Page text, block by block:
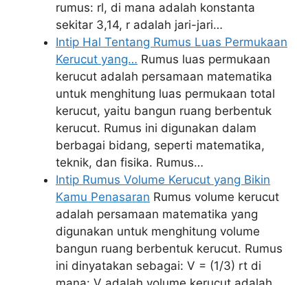
rumus: rl, di mana adalah konstanta
sekitar 3,14, r adalah jari-jari…
Intip Hal Tentang Rumus Luas Permukaan
Kerucut yang… Rumus luas permukaan
kerucut adalah persamaan matematika
untuk menghitung luas permukaan total
kerucut, yaitu bangun ruang berbentuk
kerucut. Rumus ini digunakan dalam
berbagai bidang, seperti matematika,
teknik, dan fisika. Rumus…
Intip Rumus Volume Kerucut yang Bikin
Kamu Penasaran Rumus volume kerucut
adalah persamaan matematika yang
digunakan untuk menghitung volume
bangun ruang berbentuk kerucut. Rumus
ini dinyatakan sebagai: V = (1/3) rt di